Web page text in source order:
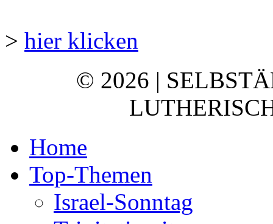
> hier klicken
© 2026 |
Home
Top-Themen
Israel-Sonntag